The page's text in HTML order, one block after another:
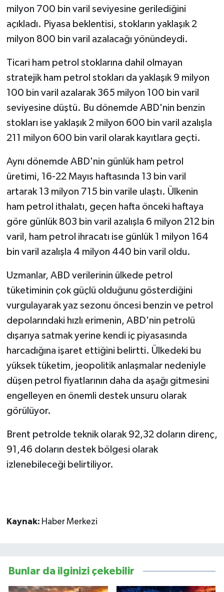
milyon 700 bin varil seviyesine gerilediğini
açıkladı. Piyasa beklentisi, stokların yaklaşık 2
milyon 800 bin varil azalacağı yönündeydi.
Ticari ham petrol stoklarına dahil olmayan
stratejik ham petrol stokları da yaklaşık 9 milyon
100 bin varil azalarak 365 milyon 100 bin varil
seviyesine düştü. Bu dönemde ABD'nin benzin
stokları ise yaklaşık 2 milyon 600 bin varil azalışla
211 milyon 600 bin varil olarak kayıtlara geçti.
Aynı dönemde ABD'nin günlük ham petrol
üretimi, 16-22 Mayıs haftasında 13 bin varil
artarak 13 milyon 715 bin varile ulaştı. Ülkenin
ham petrol ithalatı, geçen hafta önceki haftaya
göre günlük 803 bin varil azalışla 6 milyon 212 bin
varil, ham petrol ihracatı ise günlük 1 milyon 164
bin varil azalışla 4 milyon 440 bin varil oldu.
Uzmanlar, ABD verilerinin ülkede petrol
tüketiminin çok güçlü olduğunu gösterdiğini
vurgulayarak yaz sezonu öncesi benzin ve petrol
depolarındaki hızlı erimenin, ABD'nin petrolü
dışarıya satmak yerine kendi iç piyasasında
harcadığına işaret ettiğini belirtti. Ülkedeki bu
yüksek tüketim, jeopolitik anlaşmalar nedeniyle
düşen petrol fiyatlarının daha da aşağı gitmesini
engelleyen en önemli destek unsuru olarak
görülüyor.
Brent petrolde teknik olarak 92,32 doların direnç,
91,46 doların destek bölgesi olarak
izlenebileceği belirtiliyor.
Kaynak: Haber Merkezi
Bunlar da ilginizi çekebilir